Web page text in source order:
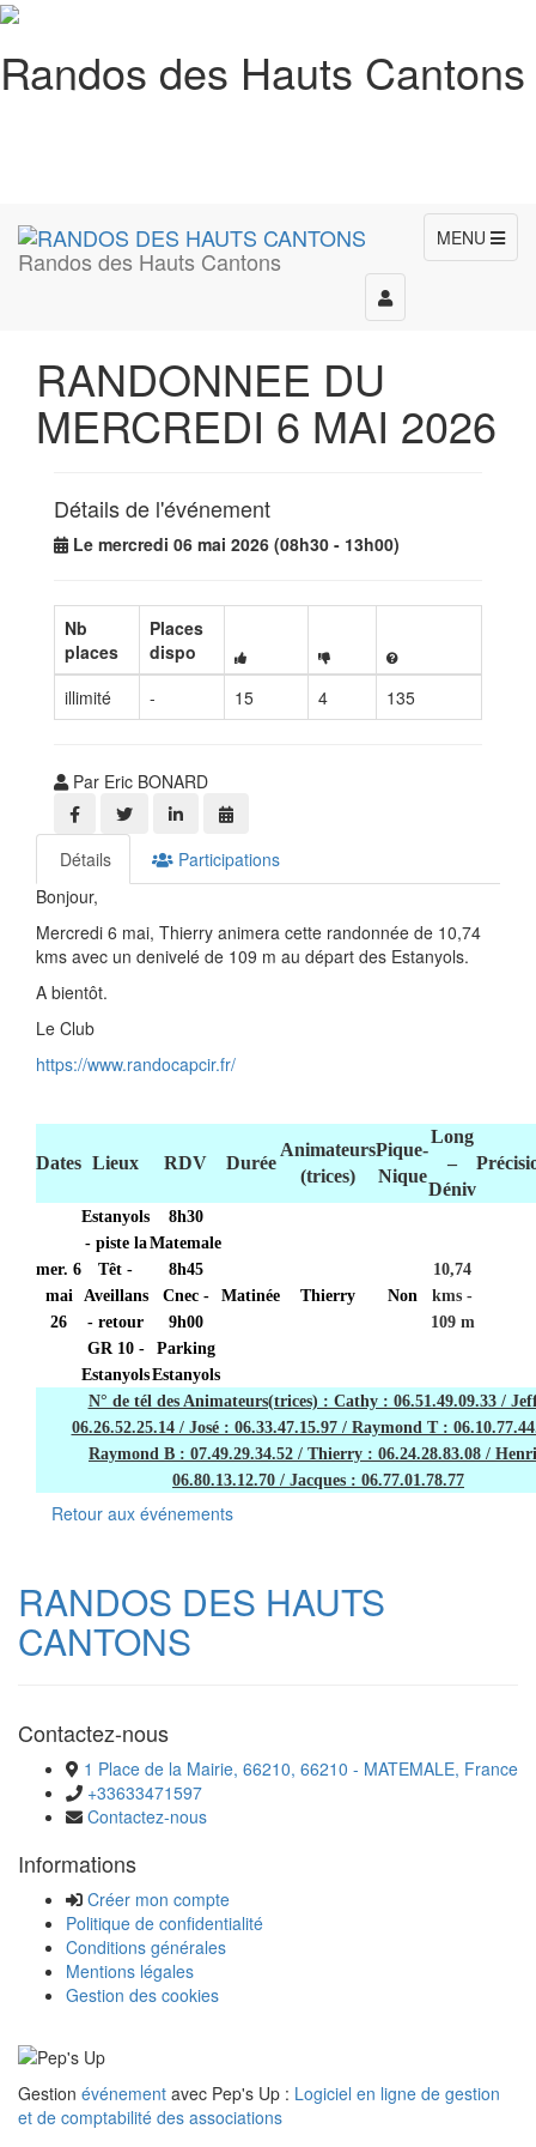
Randos des Hauts Cantons
Randos des Hauts Cantons
MENU
Toggle
navigation
RANDONNEE DU
MERCREDI 6 MAI 2026
Détails de l'événement
Le mercredi 06 mai 2026 (08h30 - 13h00)
Nb
places
Places
dispo
illimité
- 15 4 135
Par Eric BONARD
Détails
Participations
Bonjour,
Mercredi 6 mai, Thierry animera cette randonnée de 10,74
kms avec un denivelé de 109 m au départ des Estanyols.
A bientôt.
Le Club
https://www.randocapcir.fr/
Dates Lieux RDV Durée
Animateurs
(trices)
Pique-
Nique
Long
–
Déniv
mer. 6
mai
26
Estanyols
- piste la
Têt -
Aveillans
- retour
GR 10 -
Estanyols
8h30
Matemale
8h45
Cnec -
9h00
Parking
Estanyols
Matinée Thierry Non
10,74
kms -
109 m
N° de tél des Animateurs(trices) : Cathy : 06.51.49.09.33 /
06.26.52.25.14 / José : 06.33.47.15.97 / Raymond T :
Raymond B : 07.49.29.34.52 / Thierry : 06.24.28.83.08 /
06.80.13.12.70 / Jacques : 06.77.01.78.77
Retour aux événements
RANDOS DES HAUTS
CANTONS
Contactez-nous
1 Place de la Mairie, 66210, 66210 - MATEMALE, France
+33633471597
Contactez-nous
Informations
Créer mon compte
Politique de confidentialité
Conditions générales
Mentions légales
Gestion des cookies
Gestion événement avec Pep's Up : Logiciel en ligne de gestion
et de comptabilité des associations